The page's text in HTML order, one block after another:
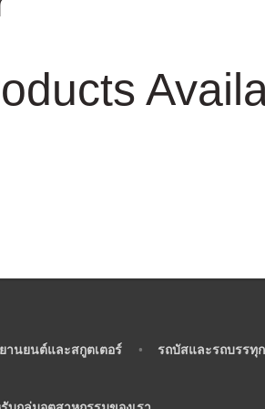
านยนต์และสกูตเตอร์ • รถบัสและรถบรรทุก